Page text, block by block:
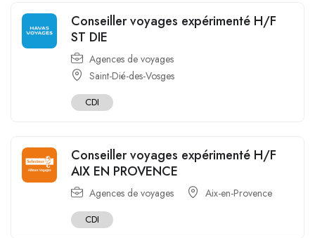
Conseiller voyages expérimenté H/F
ST DIE
Agences de voyages
Saint-Dié-des-Vosges
CDI
Conseiller voyages expérimenté H/F
AIX EN PROVENCE
Agences de voyages Aix-en-Provence
CDI